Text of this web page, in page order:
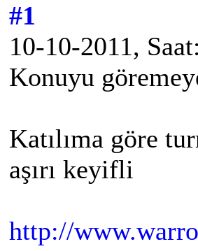
#1
10-10-2011,
Konuyu
Katılıma göre
aşırı keyifli
http://